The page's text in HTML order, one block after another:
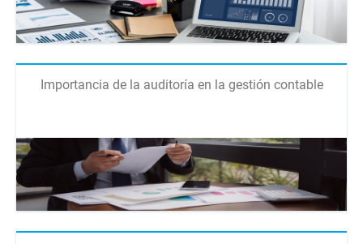
Importancia de la auditoría en la gestión contable